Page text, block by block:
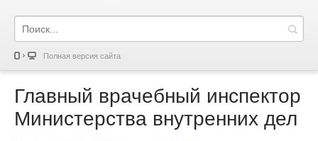
Полная версия сайта
Главный врачебный инспектор
Министерства внутренних дел